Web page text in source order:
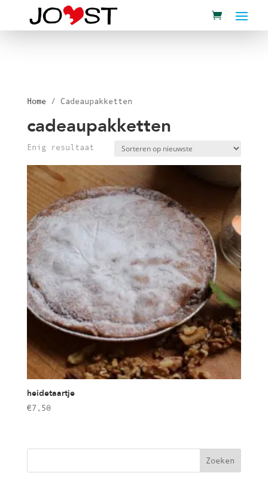
Home/ Cadeaupakketten
cadeaupakketten
Enig resultaat
heidetaartje
€7,50